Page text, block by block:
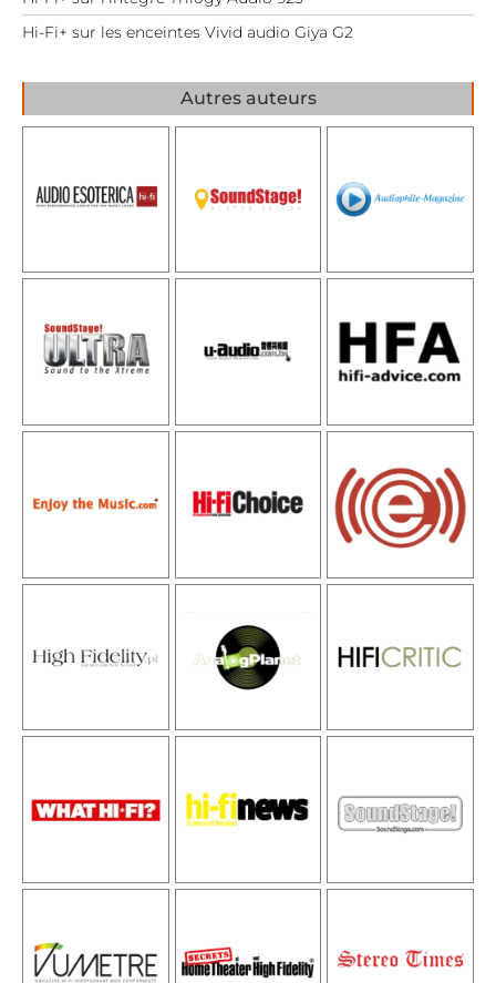
Hi-Fi+ sur les enceintes Vivid audio Giya G2
Autres auteurs